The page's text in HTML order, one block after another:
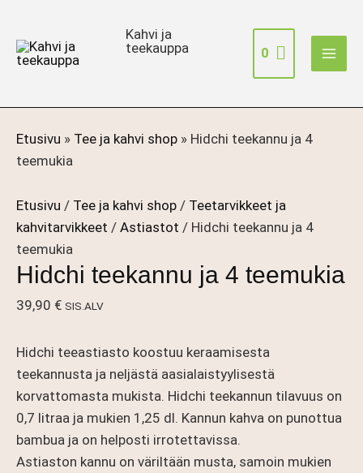
Kahvi ja
teekauppa
0
Etusivu » Tee ja kahvi shop » Hidchi teekannu ja 4
teemukia
Etusivu / Tee ja kahvi shop / Teetarvikkeet ja
kahvitarvikkeet / Astiastot / Hidchi teekannu ja 4
teemukia
Hidchi teekannu ja 4 teemukia
39,90 € SIS.ALV
Hidchi teeastiasto koostuu keraamisesta
teekannusta ja neljästä aasialaistyylisestä
korvattomasta mukista. Hidchi teekannun tilavuus on
0,7 litraa ja mukien 1,25 dl. Kannun kahva on punottua
bambua ja on helposti irrotettavissa.
Astiaston kannu on väriltään musta, samoin mukien